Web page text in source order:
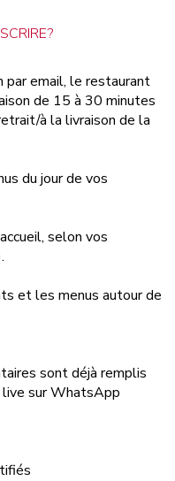
par email, le restaurant
de 15 à 30 minutes
à la livraison de la
du jour de vos
selon vos
et les menus autour de
sont déjà remplis
sur WhatsApp